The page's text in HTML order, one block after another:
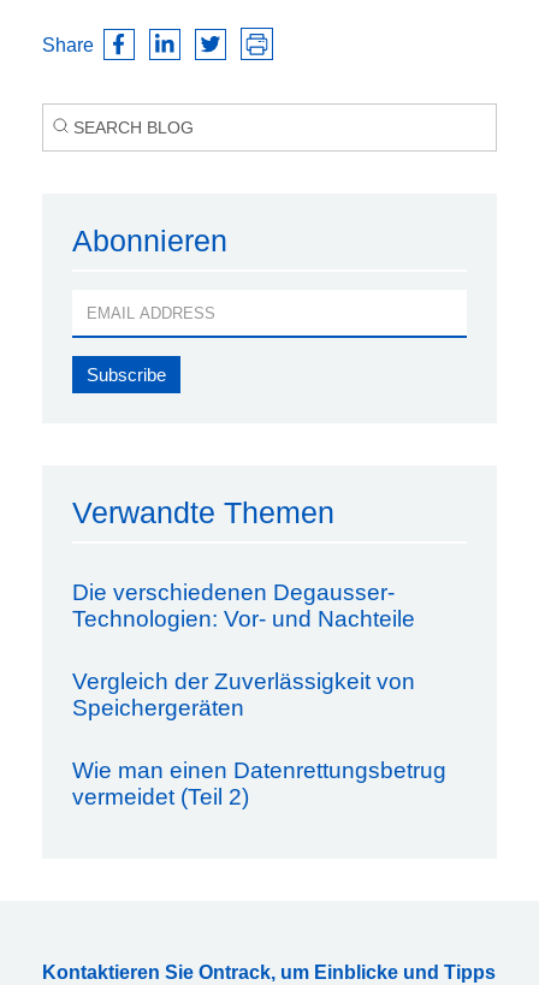
Share
Abonnieren
Verwandte Themen
Die verschiedenen Degausser-
Technologien: Vor- und Nachteile
Vergleich der Zuverlässigkeit von
Speichergeräten
Wie man einen Datenrettungsbetrug
vermeidet (Teil 2)
Kontaktieren Sie Ontrack, um Einblicke und Tipps